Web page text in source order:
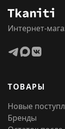
Интернет-
ТОВАРЫ
Новые
Бренды